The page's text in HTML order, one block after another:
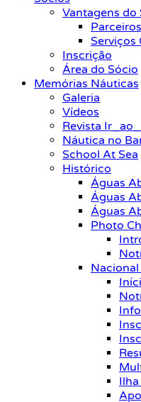
Vantagens do
Parceiros
Serviços
Inscrição
Área do Sócio
Memórias Náuticas
Galeria
Vídeos
Revista
Náutica no
School At Sea
Histórico
Águas
Águas
Águas
Photo
Ilha